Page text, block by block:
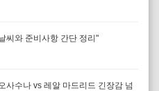
씨와 준비사항 간단 정리"
사수나 vs 레알 마드리드 긴장감 넘